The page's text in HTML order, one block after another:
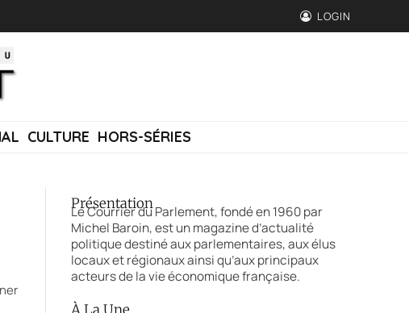
LOGIN
CULTURE HORS-SÉRIES
Présentation
Le Courrier du Parlement, fondé en 1960 par
Michel Baroin, est un magazine d’actualité
politique destiné aux parlementaires, aux élus
locaux et régionaux ainsi qu’aux principaux
acteurs de la vie économique française.